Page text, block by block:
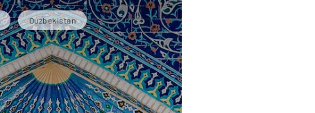
Ouzbekistan